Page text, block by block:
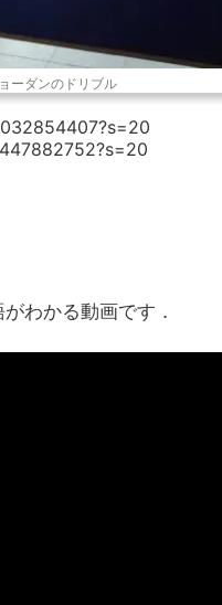
ーダンのドリブル
わかる動画です．